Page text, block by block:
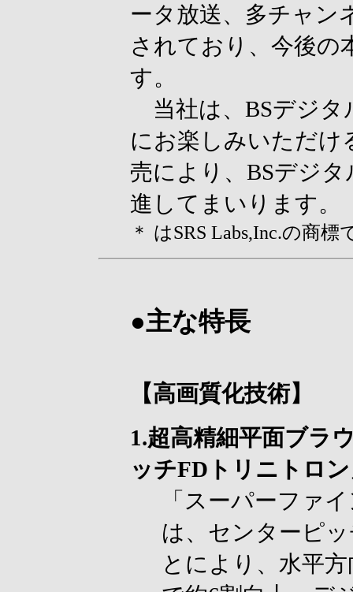
ータ放送、多チャン
されており、今後の
す。
当社は、BSデジタ
にお楽しみいただけ
売により、BSデジ
進してまいります。
＊ はSRS Labs,Inc.の商標
●主な特長
【高画質化技術】
1.超高精細平面ブラ
ッチFDトリニトロ
「スーパーファ
は、センターピ
とにより、水平